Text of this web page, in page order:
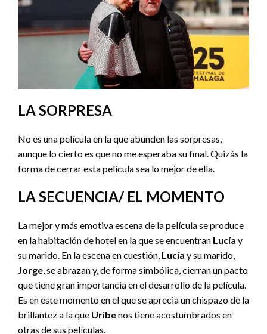
LA SORPRESA
No es una película en la que abunden las sorpresas,
aunque lo cierto es que no me esperaba su final. Quizás la
forma de cerrar esta película sea lo mejor de ella.
LA SECUENCIA/ EL MOMENTO
La mejor y más emotiva escena de la película se produce
en la habitación de hotel en la que se encuentran Lucía y
su marido. En la escena en cuestión, Lucía y su marido,
Jorge, se abrazan y, de forma simbólica, cierran un pacto
que tiene gran importancia en el desarrollo de la película.
Es en este momento en el que se aprecia un chispazo de la
brillantez a la que Uribenos tiene acostumbrados en
otras de sus películas.